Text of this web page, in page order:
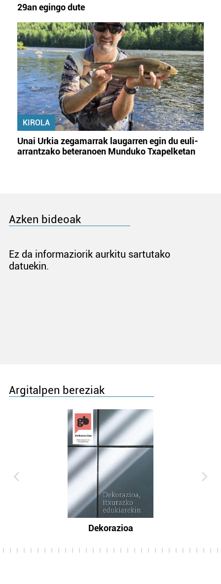
29an egingo dute
KIROLA
Unai Urkia zegamarrak laugarren egin du euli-
arrantzako beteranoen Munduko Txapelketan
Azken bideoak
Ez da informaziorik aurkitu sartutako
datuekin.
Argitalpen bereziak
Dekorazioa